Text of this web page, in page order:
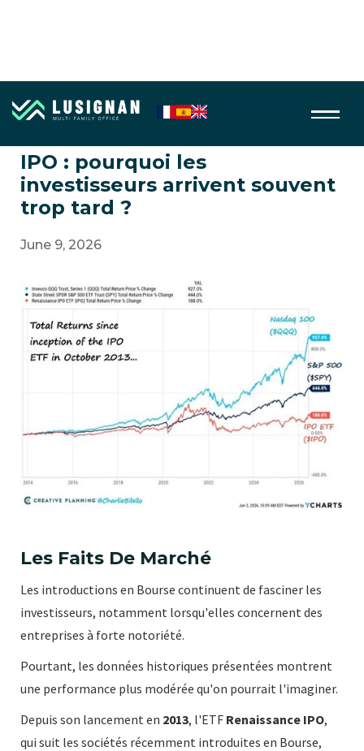
Entreprises & entrepreneurs
IPO : pourquoi les
investisseurs arrivent souvent
trop tard ?
June 9, 2026
Les Faits De Marché
Les introductions en Bourse continuent de fasciner les
investisseurs, notamment lorsqu'elles concernent des
entreprises à forte notoriété.
Pourtant, les données historiques présentées montrent
une performance plus modérée qu'on pourrait l'imaginer.
Depuis son lancement en 2013, l'ETF Renaissance IPO,
qui suit les sociétés récemment introduites en Bourse,